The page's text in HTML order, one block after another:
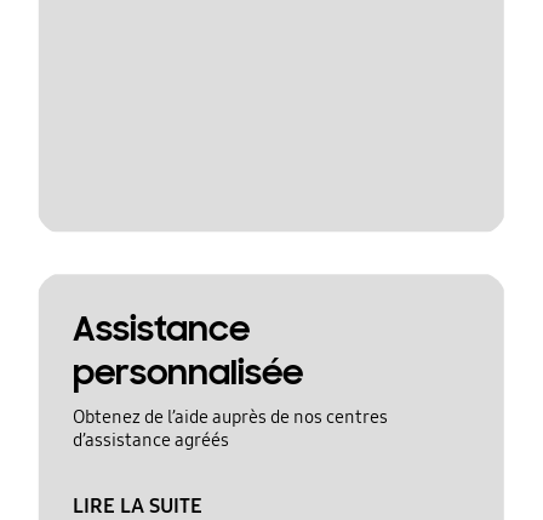
Assistance
personnalisée
Obtenez de l’aide auprès de nos centres
d’assistance agréés
LIRE LA SUITE